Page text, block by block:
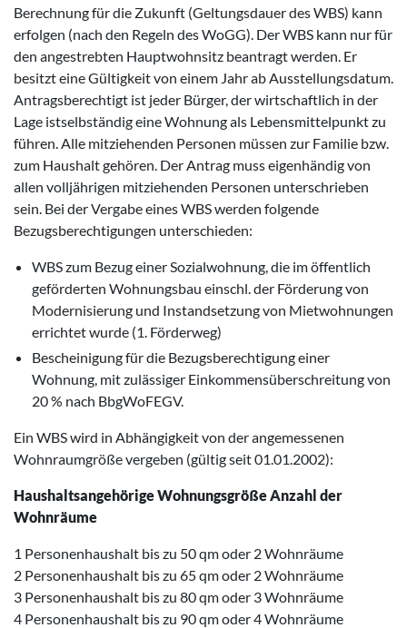
Berechnung für die Zukunft (Geltungsdauer des WBS) kann
erfolgen (nach den Regeln des WoGG). Der WBS kann nur für
den angestrebten Hauptwohnsitz beantragt werden. Er
besitzt eine Gültigkeit von einem Jahr ab Ausstellungsdatum.
Antragsberechtigt ist jeder Bürger, der wirtschaftlich in der
Lage istselbständig eine Wohnung als Lebensmittelpunkt zu
führen. Alle mitziehenden Personen müssen zur Familie bzw.
zum Haushalt gehören. Der Antrag muss eigenhändig von
allen volljährigen mitziehenden Personen unterschrieben
sein. Bei der Vergabe eines WBS werden folgende
Bezugsberechtigungen unterschieden:
WBS zum Bezug einer Sozialwohnung, die im öffentlich
geförderten Wohnungsbau einschl. der Förderung von
Modernisierung und Instandsetzung von Mietwohnungen
errichtet wurde (1. Förderweg)
Bescheinigung für die Bezugsberechtigung einer
Wohnung, mit zulässiger Einkommensüberschreitung von
20 % nach BbgWoFEGV.
Ein WBS wird in Abhängigkeit von der angemessenen
Wohnraumgröße vergeben (gültig seit 01.01.2002):
Haushaltsangehörige Wohnungsgröße Anzahl der
Wohnräume
1 Personenhaushalt bis zu 50 qm oder 2 Wohnräume
2 Personenhaushalt bis zu 65 qm oder 2 Wohnräume
3 Personenhaushalt bis zu 80 qm oder 3 Wohnräume
4 Personenhaushalt bis zu 90 qm oder 4 Wohnräume